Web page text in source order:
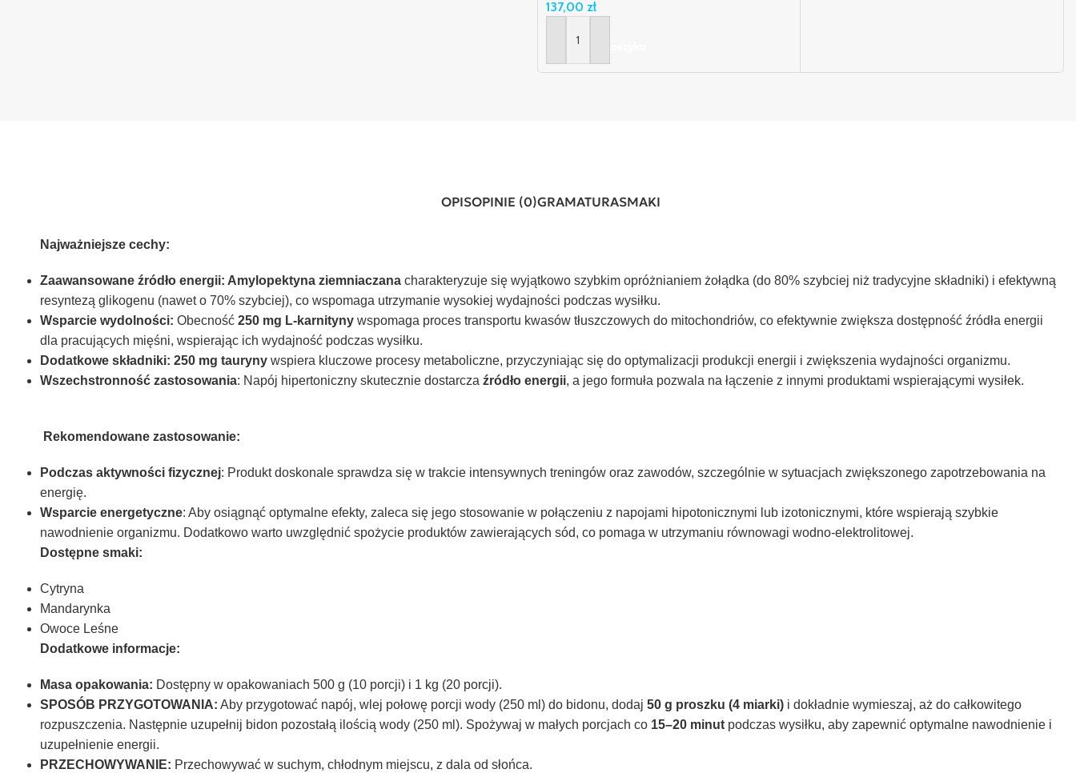
137,00 zł
Dodaj Do Koszyka
OPISOPINIE (0)GRAMATURASMAKI
Najważniejsze cechy:
Zaawansowane źródło energii: Amylopektyna ziemniaczana charakteryzuje się wyjątkowo szybkim opróżnianiem żołądka (do 80% szybciej niż tradycyjne składniki) i efektywną
resyntezą glikogenu (nawet o 70% szybciej), co wspomaga utrzymanie wysokiej wydajności podczas wysiłku.
Wsparcie wydolności: Obecność 250 mg L-karnityny wspomaga proces transportu kwasów tłuszczowych do mitochondriów, co efektywnie zwiększa dostępność źródła energii
dla pracujących mięśni, wspierając ich wydajność podczas wysiłku.
Dodatkowe składniki: 250 mg tauryny wspiera kluczowe procesy metaboliczne, przyczyniając się do optymalizacji produkcji energii i zwiększenia wydajności organizmu.
Wszechstronność zastosowania: Napój hipertoniczny skutecznie dostarcza źródło energii, a jego formuła pozwala na łączenie z innymi produktami wspierającymi wysiłek.
Rekomendowane zastosowanie:
Podczas aktywności fizycznej: Produkt doskonale sprawdza się w trakcie intensywnych treningów oraz zawodów, szczególnie w sytuacjach zwiększonego zapotrzebowania na
energię.
Wsparcie energetyczne: Aby osiągnąć optymalne efekty, zaleca się jego stosowanie w połączeniu z napojami hipotonicznymi lub izotonicznymi, które wspierają szybkie
nawodnienie organizmu. Dodatkowo warto uwzględnić spożycie produktów zawierających sód, co pomaga w utrzymaniu równowagi wodno-elektrolitowej.
Dostępne smaki:
Cytryna
Mandarynka
Owoce Leśne
Dodatkowe informacje:
Masa opakowania: Dostępny w opakowaniach 500 g (10 porcji) i 1 kg (20 porcji).
SPOSÓB PRZYGOTOWANIA: Aby przygotować napój, wlej połowę porcji wody (250 ml) do bidonu, dodaj 50 g proszku (4 miarki) i dokładnie wymieszaj, aż do całkowitego
rozpuszczenia. Następnie uzupełnij bidon pozostałą ilością wody (250 ml). Spożywaj w małych porcjach co 15–20 minut podczas wysiłku, aby zapewnić optymalne nawodnienie i
uzupełnienie energii.
PRZECHOWYWANIE: Przechowywać w suchym, chłodnym miejscu, z dala od słońca.